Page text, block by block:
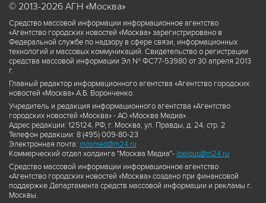
© 2013-2026 АГН «Москва»
Средство массовой информации информационное агентство
«Агентство городских новостей «Москва» зарегистрировано в
Федеральной службе по надзору в сфере связи, информационных
технологий и массовых коммуникаций. Свидетельство о регистрации
средства массовой информации Эл № ФС77-53980 от 30 апреля 2013
г.
Главный редактор информационного агентства «Агентство городских
новостей «Москва» А.Б. Воронченко.
Учредитель и редакция информационного агентства «Агентство
городских новостей «Москва» - АО «Москва Медиа».
Адрес редакции: 125124, РФ, г. Москва, ул. Правды, д. 24, стр. 2
Телефон редакции: 8 (495) 009-80-23
Электронная почта: mosmed@m24.ru
Коммерческий отдел холдинга "Москва Медиа"- ibelous@m24.ru
Средство массовой информации информационное агентство
«Агентство городских новостей «Москва» создано при финансовой
поддержке Департамента средств массовой информации и рекламы г.
Москвы.